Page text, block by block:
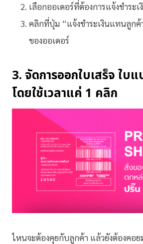
เลือกออเดอร์ที่ต้องการแจ้งชำระ
คลิกที่ปุ่ม “แจ้งชำระเงินแทนลูกค้
ของออเดอร์
3. จัดการออกใบเสร็จใบแ
โดยใช้เวลาแค่ 1 คลิก
ไหนจะต้องคุยกับลูกค้า แล้วยังต้องคอย